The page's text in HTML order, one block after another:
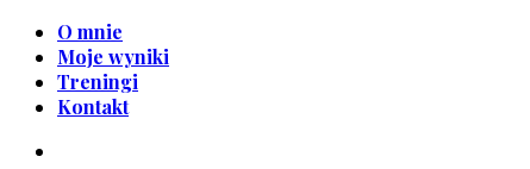
O mnie
Moje wyniki
Treningi
Kontakt